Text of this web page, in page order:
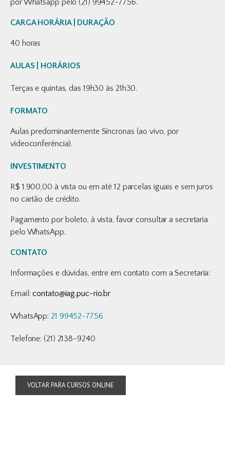
por Whatsapp pelo (21) 99452-7756.
CARGA HORÁRIA | DURAÇÃO
40 horas
AULAS | HORÁRIOS
Terças e quintas, das 19h30 às 21h30.
FORMATO
Aulas predominantemente Síncronas (ao vivo, por
videoconferência).
INVESTIMENTO
R$ 1.900,00 à vista ou em até 12 parcelas iguais e sem juros
no cartão de crédito.
Pagamento por boleto, à vista, favor consultar a secretaria
pelo WhatsApp.
CONTATO
Informações e dúvidas, entre em contato com a Secretaria:
Email:contato@iag.puc-rio.br
WhatsApp: 21 99452-7756
Telefone: (21) 2138-9240
VOLTAR PARA CURSOS ONLINE